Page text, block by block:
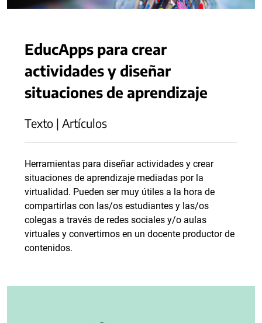
EducApps para crear
actividades y diseñar
situaciones de aprendizaje
Texto | Artículos
Herramientas para diseñar actividades y crear
situaciones de aprendizaje mediadas por la
virtualidad. Pueden ser muy útiles a la hora de
compartirlas con las/os estudiantes y las/os
colegas a través de redes sociales y/o aulas
virtuales y convertirnos en un docente productor de
contenidos.